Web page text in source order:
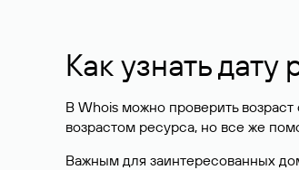
Как узнать
В Whois можно проверить возраст
возрастом ресурса, но все же
Важным для заинтересованных